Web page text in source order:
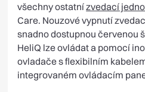
všechny ostatnízvedací
Care. Nouzové vypnutí
snadno dostupnou červenou
HeliQ lze ovládat a pomocí
ovladače s flexibilním
integrovaném ovládacím